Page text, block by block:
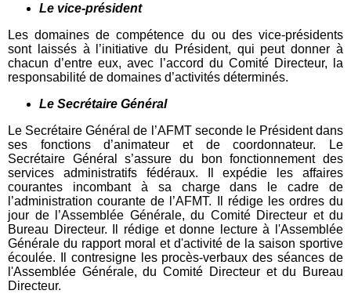
Le vice-président
Les domaines de compétence du ou des vice-présidents
sont laissés à l’initiative du Président, qui peut donner à
chacun d’entre eux, avec l’accord du Comité Directeur, la
responsabilité de domaines d’activités déterminés.
Le Secrétaire Général
Le Secrétaire Général de l’AFMT seconde le Président dans
ses fonctions d’animateur et de coordonnateur. Le
Secrétaire Général s’assure du bon fonctionnement des
services administratifs fédéraux. Il expédie les affaires
courantes incombant à sa charge dans le cadre de
l’administration courante de l’AFMT. Il rédige les ordres du
jour de l’Assemblée Générale, du Comité Directeur et du
Bureau Directeur. Il rédige et donne lecture à l'Assemblée
Générale du rapport moral et d'activité de la saison sportive
écoulée. Il contresigne les procès-verbaux des séances de
l'Assemblée Générale, du Comité Directeur et du Bureau
Directeur.